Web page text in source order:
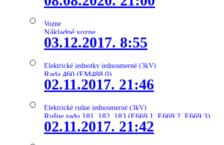
Vozne
Nákladné vozne
03.12.2017. 8:55
Elektrické jednotky jednosmerné (3kV)
Rada 460 (EM488.0)
02.11.2017. 21:46
Elektrické rušne jednosmerné (3kV)
Rušne radu 181, 182, 183 (E669.1, E669.2, E669.3)
02.11.2017. 21:42